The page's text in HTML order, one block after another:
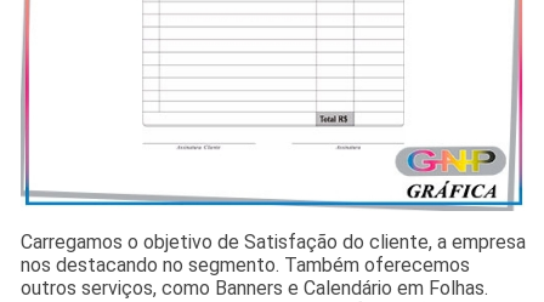
Carregamos o objetivo de Satisfação do cliente, a empresa
nos destacando no segmento. Também oferecemos
outros serviços, como Banners e Calendário em Folhas.